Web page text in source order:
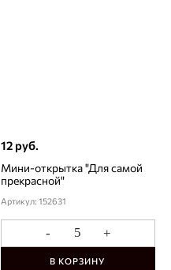
12 руб.
Мини-открытка "Для самой
прекрасной"
Артикул: 152631
- +
В КОРЗИНУ